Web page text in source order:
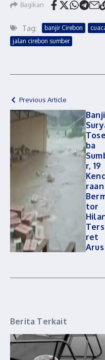
Bagikan
Tag: banjir Cirebon
jalan cirebon sumber
Previous Article
ba
r, 19
raan
tor
ret
Arus
Berita Terkait